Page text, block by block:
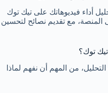
أداء فيديوهاتك على تيك توك
المنصة، مع تقديم نصائح لتحسين
من المهم أن نفهم لماذا